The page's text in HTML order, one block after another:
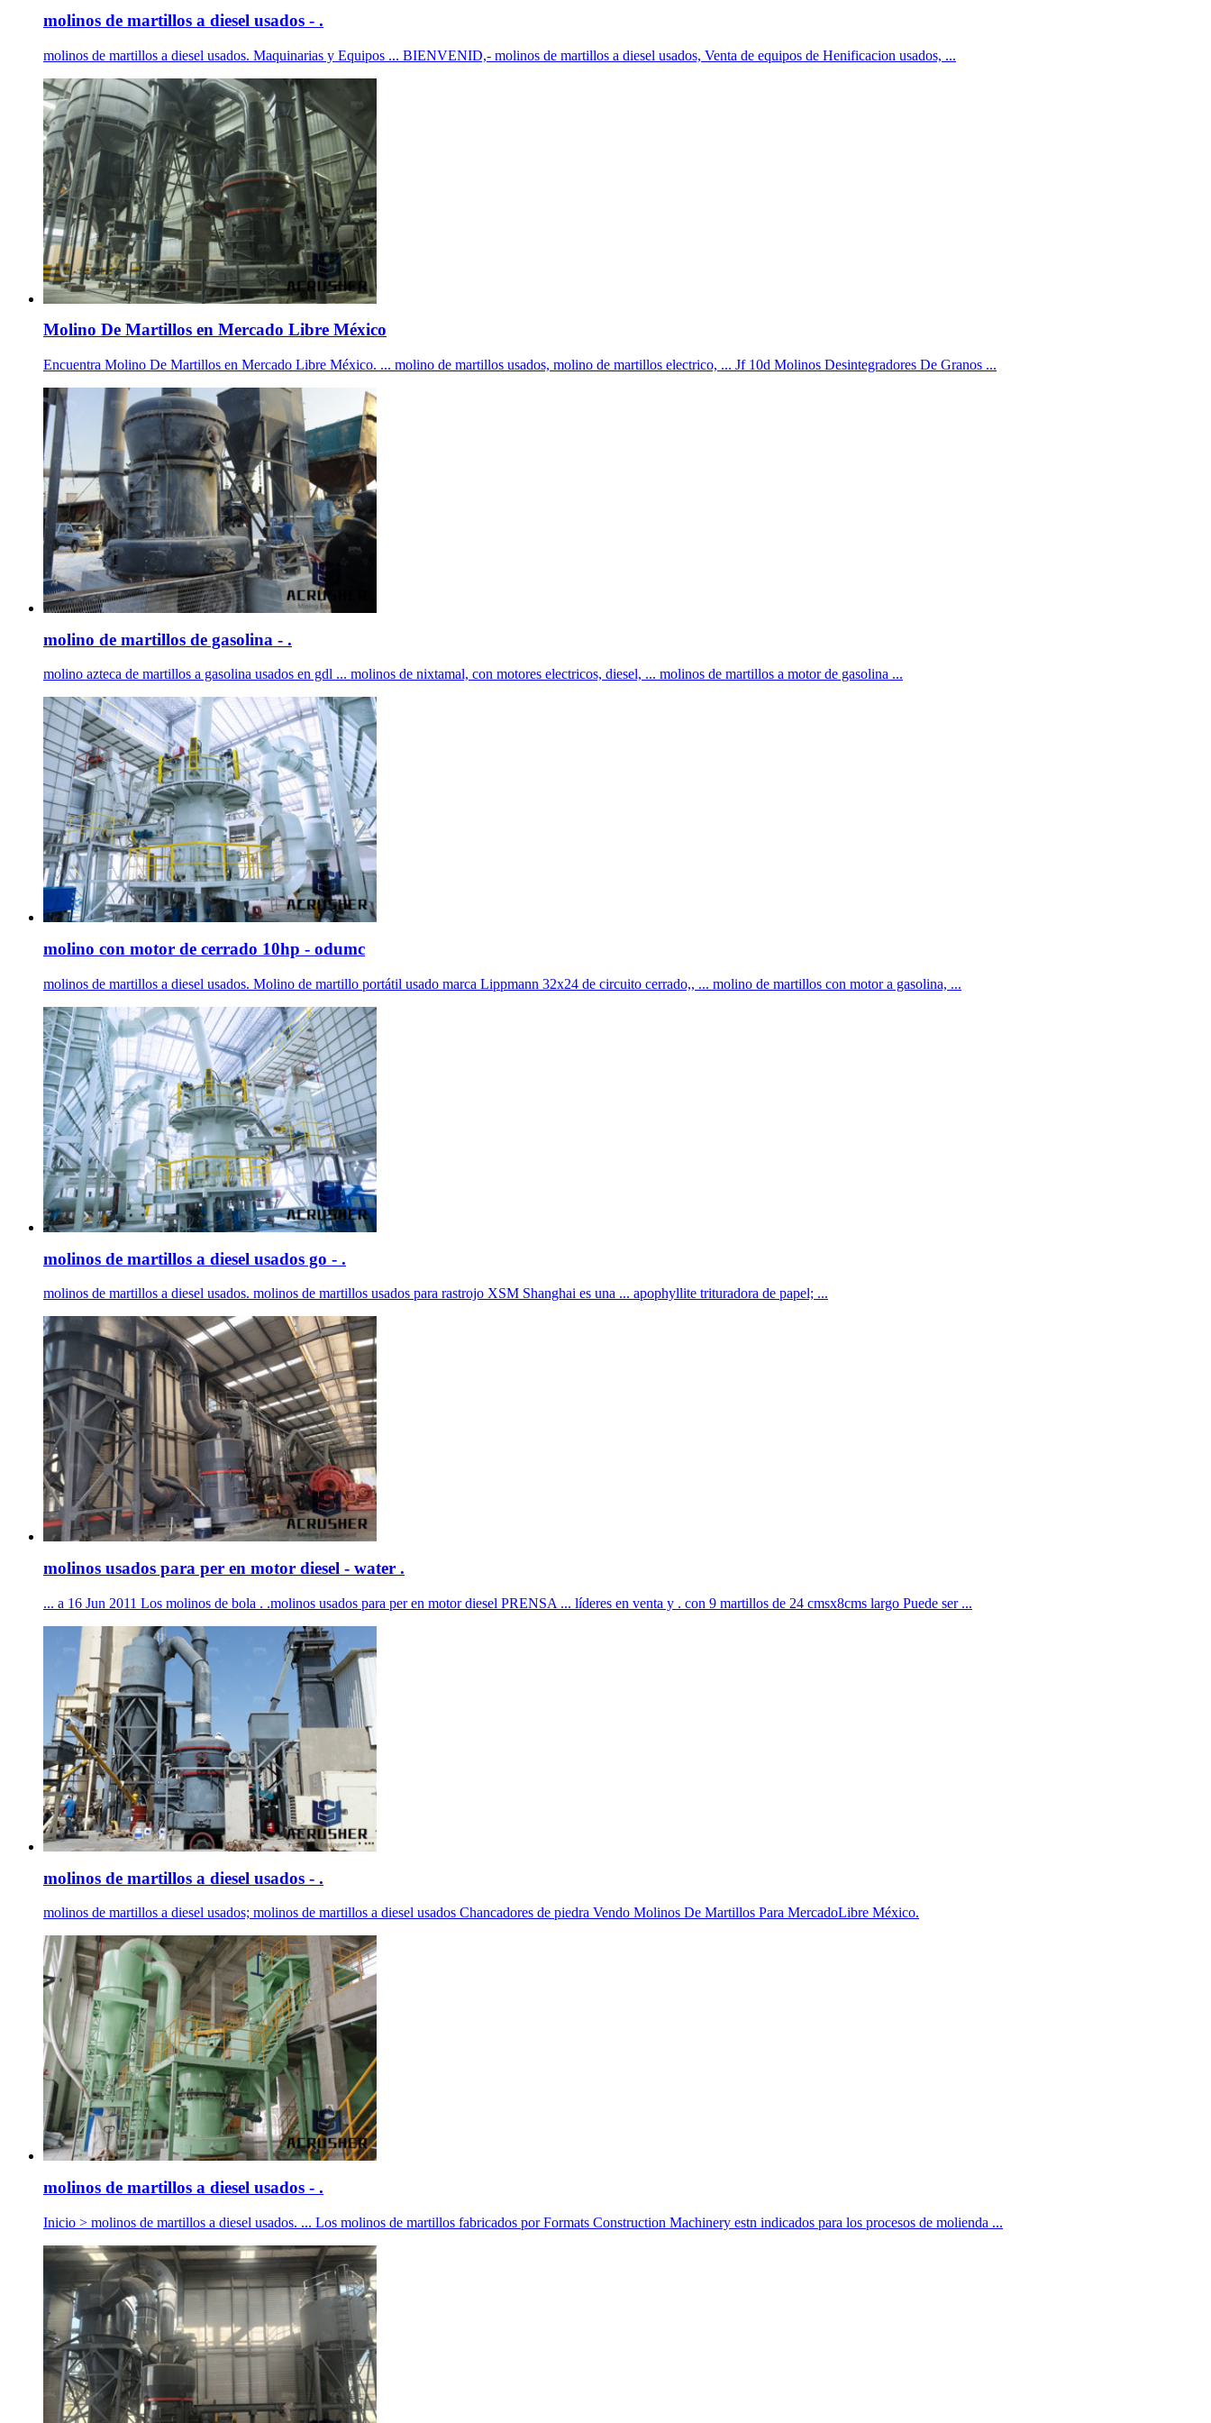
molinos de martillos a diesel usados - .
molinos de martillos a diesel usados. Maquinarias y Equipos ... BIENVENID,- molinos de martillos a diesel usados, Venta de equipos de Henificacion usados, ...
Molino De Martillos en Mercado Libre México
Encuentra Molino De Martillos en Mercado Libre México. ... molino de martillos usados, molino de martillos electrico, ... Jf 10d Molinos Desintegradores De Granos ...
molino de martillos de gasolina - .
molino azteca de martillos a gasolina usados en gdl ... molinos de nixtamal, con motores electricos, diesel, ... molinos de martillos a motor de gasolina ...
molino con motor de cerrado 10hp - odumc
molinos de martillos a diesel usados. Molino de martillo portátil usado marca Lippmann 32x24 de circuito cerrado,, ... molino de martillos con motor a gasolina, ...
molinos de martillos a diesel usados go - .
molinos de martillos a diesel usados. molinos de martillos usados para rastrojo XSM Shanghai es una ... apophyllite trituradora de papel; ...
molinos usados para per en motor diesel - water .
... a 16 Jun 2011 Los molinos de bola . .molinos usados para per en motor diesel PRENSA ... líderes en venta y . con 9 martillos de 24 cmsx8cms largo Puede ser ...
molinos de martillos a diesel usados - .
molinos de martillos a diesel usados; molinos de martillos a diesel usados Chancadores de piedra Vendo Molinos De Martillos Para MercadoLibre México.
molinos de martillos a diesel usados - .
Inicio > molinos de martillos a diesel usados. ... Los molinos de martillos fabricados por Formats Construction Machinery estn indicados para los procesos de molienda ...